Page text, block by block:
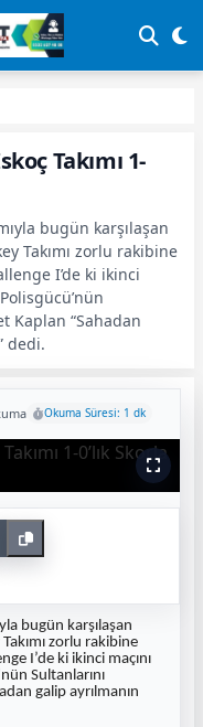
Takımı 1-
bugün karşılaşan
Takımı zorlu rakibine
I’de ki ikinci
Kaplan “Sahadan
dedi.
Okuma Süresi: 1 dk
bugün karşılaşan
zorlu rakibine
I’de ki ikinci maçını
Sultanlarını
galip ayrılmanın